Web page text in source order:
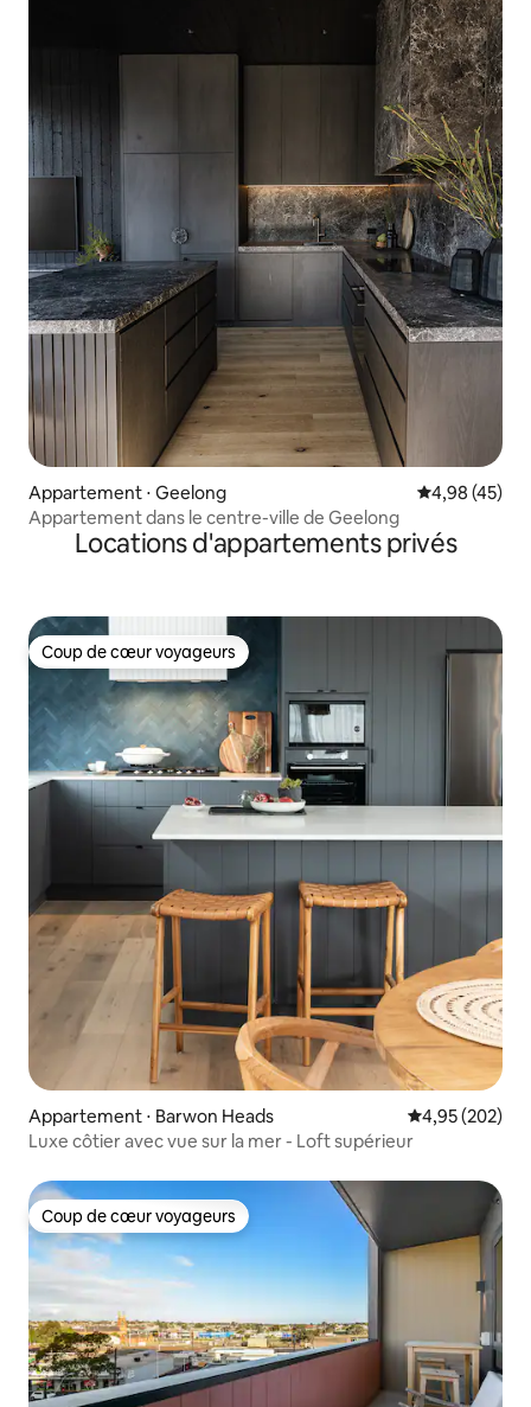
Appartement ⋅ Geelong Évaluation
4,98 (45)
Appartement dans le centre-ville de Geelong
Locations d'appartements privés
Coup de cœur voyageurs
Coup de cœur voyageurs
Appartement ⋅ Barwon Heads Évaluation
4,95 (202)
Luxe côtier avec vue sur la mer - Loft supérieur
Coup de cœur voyageurs
Coup de cœur voyageurs